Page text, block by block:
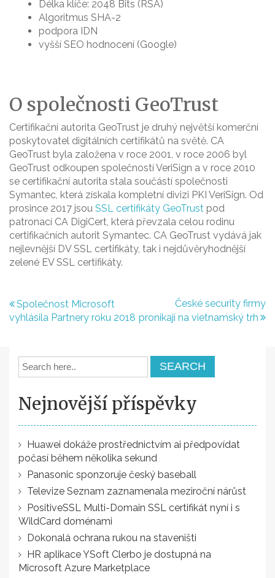
Délka klíče: 2048 Bits (RSA)
Algoritmus SHA-2
podpora IDN
vyšší SEO hodnocení (Google)
O společnosti GeoTrust
Certifikační autorita GeoTrust je druhý největší komerční
poskytovatel digitálních certifikátů na světě. CA
GeoTrust byla založena v roce 2001, v roce 2006 byl
GeoTrust odkoupen společností VeriSign a v roce 2010
se certifikační autorita stala součástí společnosti
Symantec, která získala kompletní divizi PKI VeriSign. Od
prosince 2017 jsou SSL certifikáty GeoTrust pod
patronací CA DigiCert, která převzala celou rodinu
certifikačních autorit Symantec. CA GeoTrust vydává jak
nejlevnější DV SSL certifikáty, tak i nejdůvěryhodnější
zelené EV SSL certifikáty.
Navigace
pro
Společnost Microsoft
vyhlásila Partnery roku 2018
České security firmy
pronikají na vietnamský trh
Nejnovější příspěvky
Huawei dokáže prostřednictvím ai předpovídat
počasí během několika sekund
Panasonic sponzoruje český baseball
Televize Seznam zaznamenala meziroční nárůst
PositiveSSL Multi-Domain SSL certifikát nyní i s
WildCard doménami
Dokonalá ochrana rukou na staveništi
HR aplikace YSoft Clerbo je dostupná na
Microsoft Azure Marketplace